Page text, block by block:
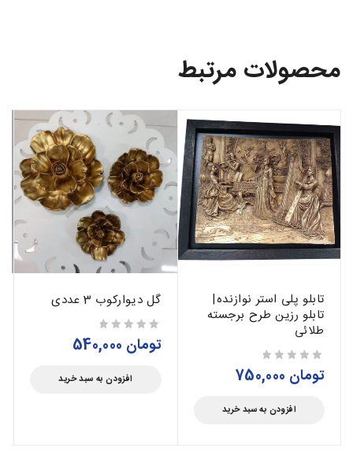
محصولات مرتبط
تابلو پلی استر نوازنده|
تابلو رزین طرح برجسته
طلائی
تومان
افزودن به سبد خرید
گل دیوارکوب 3 عددی
تومان
افزودن به سبد خرید